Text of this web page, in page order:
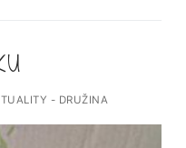
- DRUŽINA